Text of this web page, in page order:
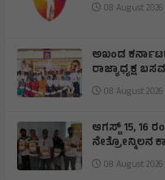
08 August 2026
ಅಖಂಡ
ರಾಜ್ಯಾಧ್ಯಕ್ಷ
08 August 2026
ಆಗಸ್ಟ್ 15, 16
ನೇತ್ರೋನ್ಮಿಲನ‌
08 August 2026